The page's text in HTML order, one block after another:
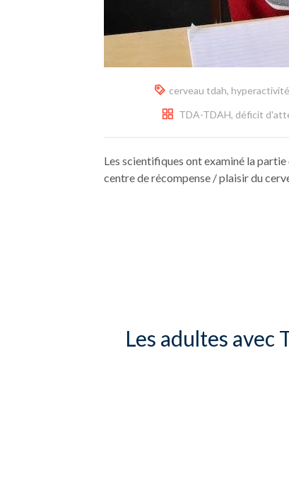
cerveau tdah, hyperactivité
TDA-TDAH, déficit
Les scientifiques ont examiné la
centre de récompense / plaisir du
Les adultes avec